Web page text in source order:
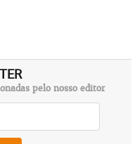
pelo nosso editor